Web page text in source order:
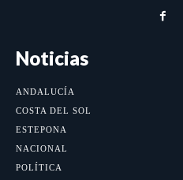
Noticias
ANDALUCÍA
COSTA DEL SOL
ESTEPONA
NACIONAL
POLÍTICA